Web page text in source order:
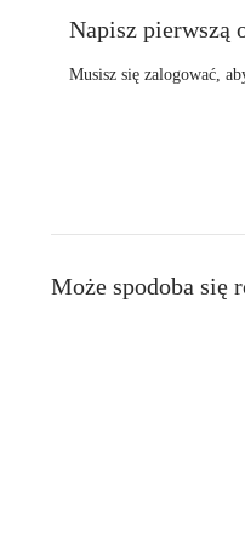
Napisz pierwszą
Musisz sięzalogować ,
Może spodoba się